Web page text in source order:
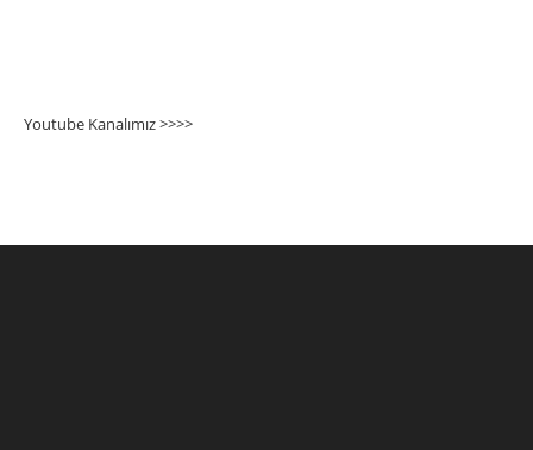
Youtube Kanalımız >>>>